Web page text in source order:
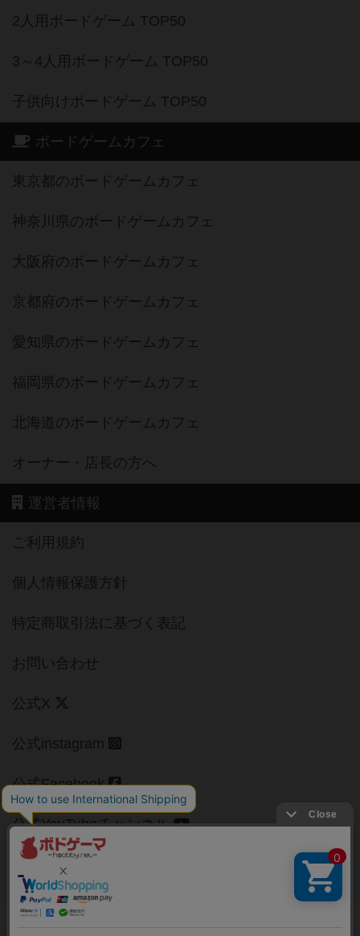
2人用ボードゲーム TOP50
3～4人用ボードゲーム TOP50
子供向けボードゲーム TOP50
ボードゲームカフェ
東京都のボードゲームカフェ
神奈川県のボードゲームカフェ
大阪府のボードゲームカフェ
京都府のボードゲームカフェ
愛知県のボードゲームカフェ
福岡県のボードゲームカフェ
北海道のボードゲームカフェ
オーナー・店長の方へ
運営者情報
ご利用規約
個人情報保護方針
特定商取引法に基づく表記
お問い合わせ
公式X
公式instagram
公式Facebook
公式YouTubeチャンネル